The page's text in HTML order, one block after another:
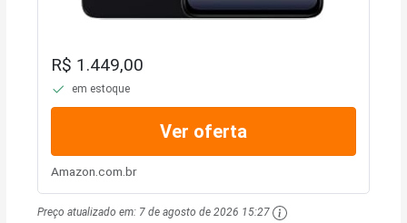
R$ 1.449,00
em estoque
Ver oferta
Amazon.com.br
Preço atualizado em: 7 de agosto de 2026 15:27